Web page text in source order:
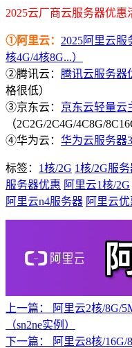
2025云厂商云服务器优惠
①阿里云： 2025阿里云服
核4G/4核8G...）
②腾讯云： 腾讯云服务器
格很低）
③京东云： 京东云轻量云
（2C2G/2C4G/4C8G/
④华为云： 华为云服务器
标签： 1核/2G 1核/2G服
服务器优惠 阿里云1核/2G
阿里云n4服务器 阿里云优
上一篇：
阿里云2核/8G/
（sn2ne实例）
下一篇：
阿里云8核/